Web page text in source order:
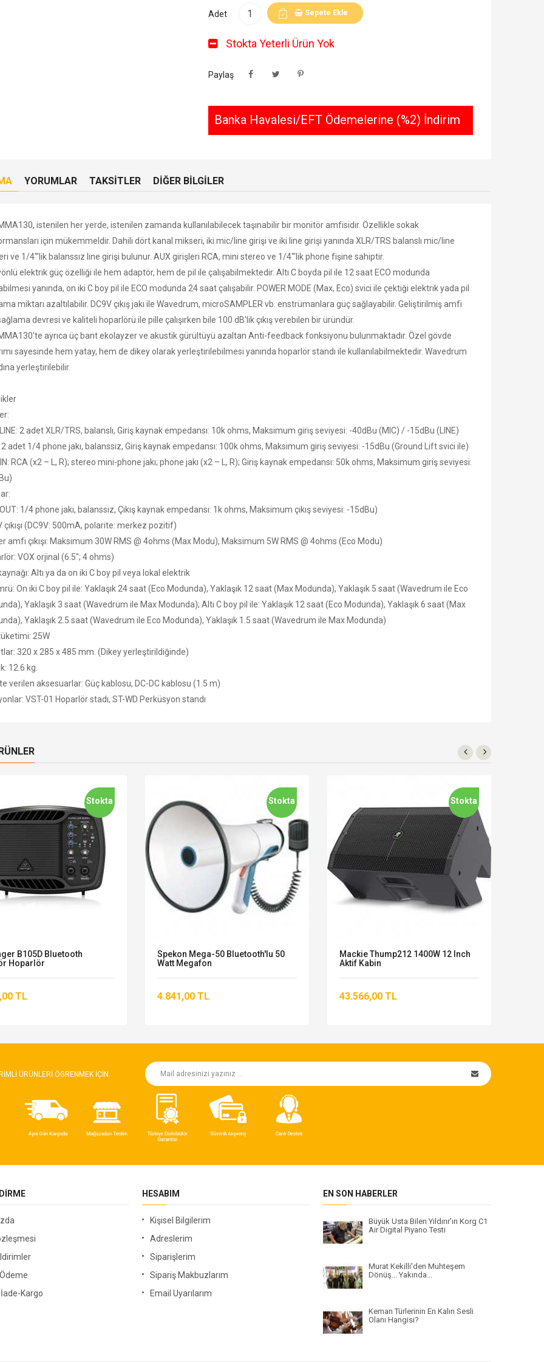
Adet Sepete Ekle
Stokta Yeterli Ürün Yok
Paylaş
Banka Havalesi/EFT Ödemelerine (%2) İndirim
YORUMLAR TAKSITLER DIĞER BILGILER
istenilen her yerde, istenilen zamanda kullanılabilecek taşınabilir bir monitör amfisidir. Özellikle sokak
için mükemmeldir. Dahili dört kanal mikseri, iki mic/line girişi ve iki line girişi yanında XLR/TRS balanslı mic/line
ve 1/4"'lik balanssız line girişi bulunur. AUX girişleri RCA, mini stereo ve 1/4"'lik phone fişine sahiptir.
elektrik güç özelliği ile hem adaptör, hem de pil ile çalışabilmektedir. Altı C boyda pil ile 12 saat ECO modunda
yanında, on iki C boy pil ile ECO modunda 24 saat çalışabilir. POWER MODE (Max, Eco) svici ile çektiği elektrik yada pil
miktarı azaltılabilir. DC9V çıkış jakı ile Wavedrum, microSAMPLER vb. enstrümanlara güç sağlayabilir. Geliştirilmiş amfi
devresi ve kaliteli hoparlörü ile pille çalışırken bile 100 dB'lik çıkış verebilen bir üründür.
ayrıca üç bant ekolayzer ve akustik gürültüyü azaltan Anti-feedback fonksiyonu bulunmaktadır. Özel gövde
sayesinde hem yatay, hem de dikey olarak yerleştirilebilmesi yanında hoparlör standı ile kullanılabilmektedir. Wavedrum
yerleştirilebilir.
2 adet XLR/TRS, balanslı, Giriş kaynak empedansı: 10k ohms, Maksimum giriş seviyesi: -40dBu (MIC) / -15dBu (LINE)
2 adet 1/4 phone jakı, balanssız, Giriş kaynak empedansı: 100k ohms, Maksimum giriş seviyesi: -15dBu (Ground Lift svici ile)
RCA (x2 – L, R); stereo mini-phone jakı; phone jakı (x2 – L, R); Giriş kaynak empedansı: 50k ohms, Maksimum giriş seviyesi:
OUT: 1/4 phone jakı, balanssız, Çıkış kaynak empedansı: 1k ohms, Maksimum çıkış seviyesi: -15dBu)
çıkışı (DC9V: 500mA, polarite: merkez pozitif)
amfi çıkışı: Maksimum 30W RMS @ 4ohms (Max Modu), Maksimum 5W RMS @ 4ohms (Eco Modu)
VOX orjinal (6.5"; 4 ohms)
Altı ya da on iki C boy pil veya lokal elektrik
On iki C boy pil ile: Yaklaşık 24 saat (Eco Modunda), Yaklaşık 12 saat (Max Modunda), Yaklaşık 5 saat (Wavedrum ile Eco
Yaklaşık 3 saat (Wavedrum ile Max Modunda); Altı C boy pil ile: Yaklaşık 12 saat (Eco Modunda), Yaklaşık 6 saat (Max
Yaklaşık 2.5 saat (Wavedrum ile Eco Modunda), Yaklaşık 1.5 saat (Wavedrum ile Max Modunda)
25W
320 x 285 x 485 mm. (Dikey yerleştirildiğinde)
12.6 kg.
verilen aksesuarlar: Güç kablosu, DC-DC kablosu (1.5 m)
VST-01 Hoparlör stadı, ST-WD Perküsyon standı
Stokta
B105D Bluetooth
Hoparlör
TL
Stokta
Spekon Mega-50 Bluetooth'lu 50
Watt Megafon
4.841,00 TL
Stokta
Mackie Thump212 1400W 12 Inch
Aktif Kabin
43.566,00 TL
ÜRÜNLERI ÖGRENMEK IÇIN.
Kargo
HESABIM
Kişisel Bilgilerim
Adreslerim
Siparişlerim
Sipariş Makbuzlarım
Email Uyarılarım
EN SON HABERLER
Büyük Usta Bilen Yıldırır'ın Korg C1
Air Digital Piyano Testi
Murat Kekilli'den Muhteşem
Dönüş... Yakında...
Keman Türlerinin En Kalın Sesli
Olanı Hangisi?